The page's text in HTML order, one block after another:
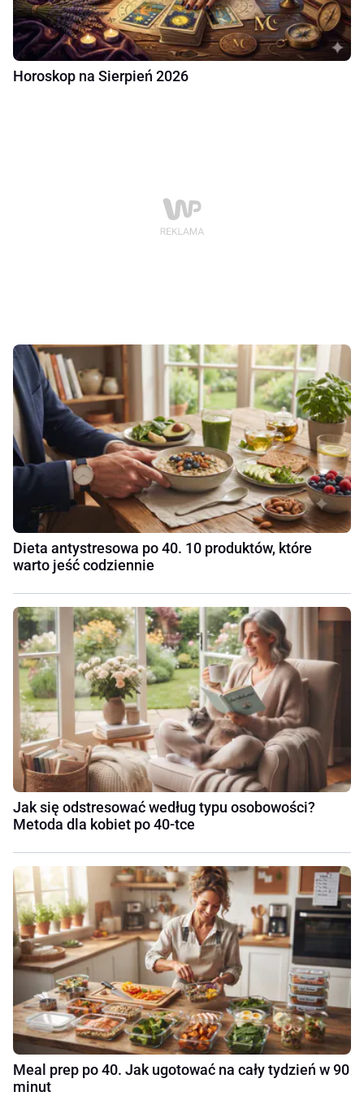
Horoskop na Sierpień 2026
Dieta antystresowa po 40. 10 produktów, które
warto jeść codziennie
Jak się odstresować według typu osobowości?
Metoda dla kobiet po 40-tce
Meal prep po 40. Jak ugotować na cały tydzień w 90
minut